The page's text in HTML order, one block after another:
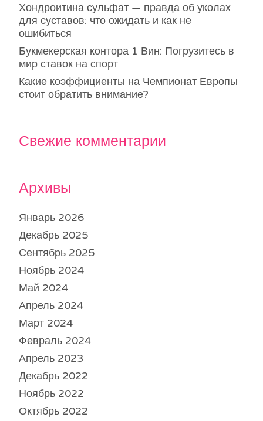
Хондроитина сульфат — правда об уколах
для суставов: что ожидать и как не
ошибиться
Букмекерская контора 1 Вин: Погрузитесь в
мир ставок на спорт
Какие коэффициенты на Чемпионат Европы
стоит обратить внимание?
Свежие комментарии
Архивы
Январь 2026
Декабрь 2025
Сентябрь 2025
Ноябрь 2024
Май 2024
Апрель 2024
Март 2024
Февраль 2024
Апрель 2023
Декабрь 2022
Ноябрь 2022
Октябрь 2022